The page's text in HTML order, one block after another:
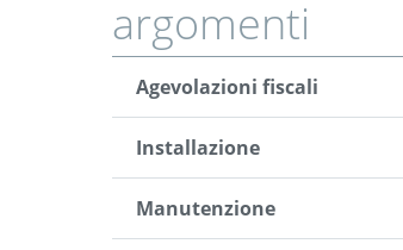
argomenti
Agevolazioni fiscali
Installazione
Manutenzione